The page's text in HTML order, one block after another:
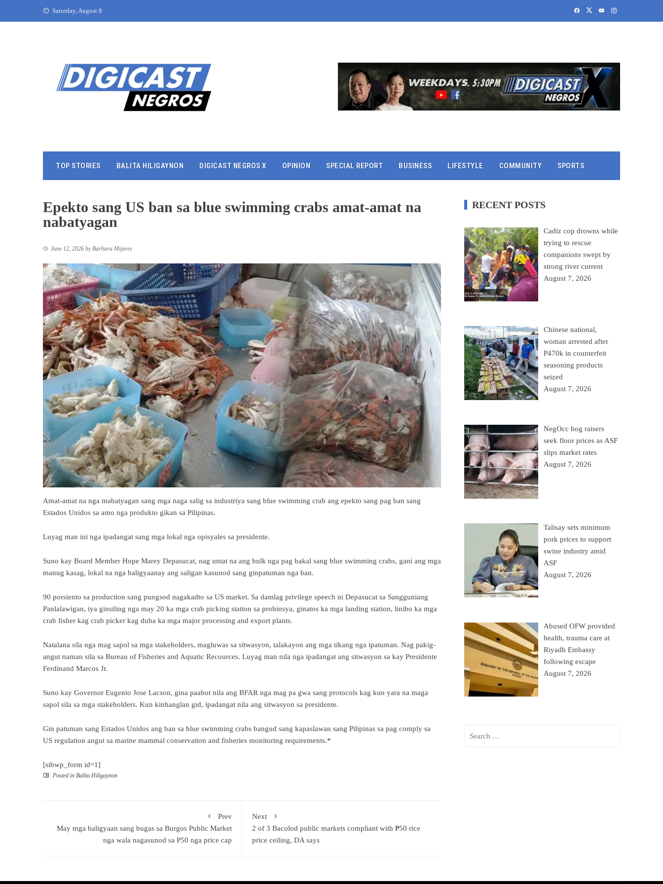
Saturday, August 8
TOP STORIES BALITA HILIGAYNON DIGICAST NEGROS X OPINION SPECIAL REPORT BUSINESS LIFESTYLE COMMUNITY SPORTS
Epekto sang US ban sa blue swimming crabs amat-amat na
nabatyagan
June 12, 2026 byBarbara Mijares
Amat-amat na nga mabatyagan sang mga naga salig sa industriya sang blue swimming crab ang epekto sang pag ban sang
Estados Unidos sa amo nga produkto gikan sa Pilipinas.
Luyag man ini nga ipadangat sang mga lokal nga opisyales sa presidente.
Suno kay Board Member Hope Marey Depasucat, nag untat na ang bulk nga pag bakal sang blue swimming crabs, gani ang mga
manug kasag, lokal na nga baligyaanay ang saligan kasunod sang ginpatuman nga ban.
90 porsiento sa production sang pungsod nagakadto sa US market. Sa damlag privilege speech ni Depasucat sa Sangguniang
Panlalawigan, iya ginsiling nga may 20 ka mga crab picking station sa probinsya, ginatos ka mga landing station, linibo ka mga
crab fisher kag crab picker kag duha ka mga major processing and export plants.
Natalana sila nga mag sapol sa mga stakeholders, magluwas sa sitwasyon, talakayon ang mga tikang nga ipatuman. Nag pakig-
angut naman sila sa Bureau of Fisheries and Aquatic Recources. Luyag man nila nga ipadangat ang sitwasyon sa kay Presidente
Ferdinand Marcos Jr.
Suno kay Governor Eugenio Jose Lacson, gina paabot nila ang BFAR nga mag pa gwa sang protocols kag kun yara na maga
sapol sila sa mga stakeholders. Kun kinhanglan gid, ipadangat nila ang sitwasyon sa presidente.
Gin patuman sang Estados Unidos ang ban sa blue swimming crabs bangud sang kapaslawan sang Pilipinas sa pag comply sa
US regulation angut sa marine mammal conservation and fisheries monitoring requirements.*
[sibwp_form id=1]
Posted in Balita Hiligaynon
Prev
May mga baligyaan sang bugas sa Burgos Public Market
nga wala nagasunod sa P50 nga price cap
Next
2 of 3 Bacolod public markets compliant with ₱50 rice
price ceiling, DA says
RECENT POSTS
Cadiz cop drowns while
trying to rescue
companions swept by
strong river current
August 7, 2026
Chinese national,
woman arrested after
P470k in counterfeit
seasoning products
seized
August 7, 2026
NegOcc hog raisers
seek floor prices as ASF
slips market rates
August 7, 2026
Talisay sets minimum
pork prices to support
swine industry amid
ASF
August 7, 2026
Abused OFW provided
health, trauma care at
Riyadh Embassy
following escape
August 7, 2026